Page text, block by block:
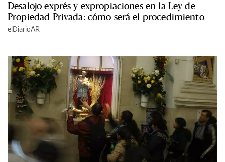
Desalojo exprés y expropiaciones en la Ley de
Propiedad Privada: cómo será el procedimiento
elDiarioAR